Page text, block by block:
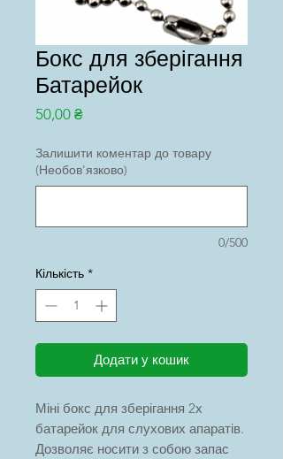
Бокс для зберігання
Батарейок
50,00 ₴Ціна
Залишити коментар до товару
(Необов'язково)
0/500
Кількість *
Додати у кошик
Міні бокс для зберігання 2х
батарейок для слухових апаратів.
Дозволяє носити з собою запас